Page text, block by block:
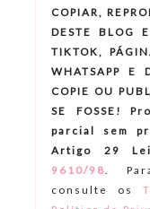
COPIAR,
DESTE BLOG
TIKTOK,
WHATSAPP E
COPIE OU
SE FOSSE!
parcial sem
Artigo 29
9610/98
consulte os